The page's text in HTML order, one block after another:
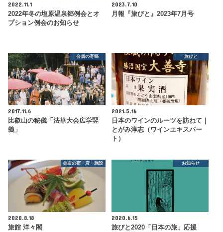
2022.11.1
2022年冬の塩原温泉郷例会とオ
プション例会のお知らせ
2023.7.10
月報『旅びと』2023年7月号
会員の寄稿
2017.11.6
比叡山の秘儀「法華大会広学竪
義」
旅びと
2021.5.16
日本のワインのルーツを訪ねて｜
とがみ淳志（ワインエキスパー
ト）
会友の宿・店・施設
2020.8.18
旅館 洋々閣
お知らせ
2020.6.15
旅びと2020「日本の旅」応援